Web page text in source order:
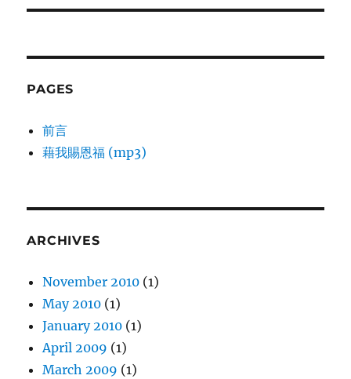
PAGES
前言
藉我賜恩福 (mp3)
ARCHIVES
November 2010 (1)
May 2010 (1)
January 2010 (1)
April 2009 (1)
March 2009 (1)